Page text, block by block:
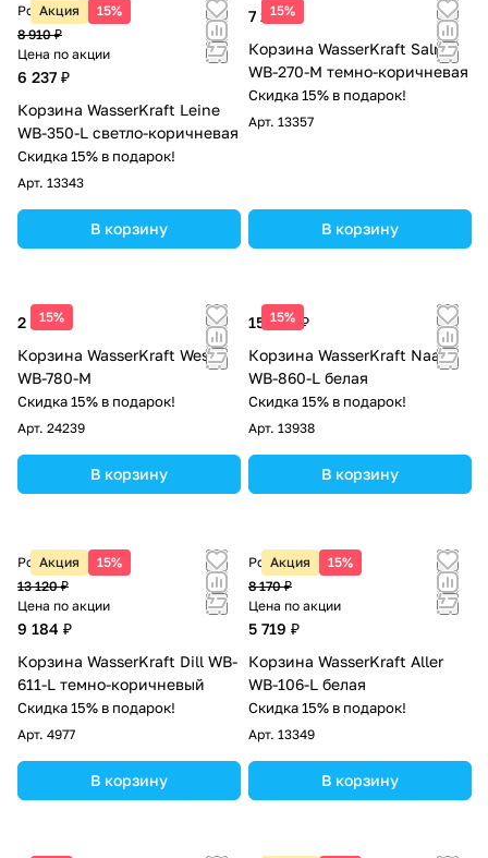
Акция 15%
Розничная цена
8 910 ₽
Цена по акции
6 237 ₽
Корзина WasserKraft Leine
WB-350-L светло-коричневая
Скидка 15% в подарок!
Арт. 13343
В корзину
15%
7 280 ₽
Корзина WasserKraft Salm
WB-270-M темно-коричневая
Скидка 15% в подарок!
Арт. 13357
В корзину
15%
2 230 ₽
Корзина WasserKraft Weser
WB-780-M
Скидка 15% в подарок!
Арт. 24239
В корзину
15%
15 180 ₽
Корзина WasserKraft Naab
WB-860-L белая
Скидка 15% в подарок!
Арт. 13938
В корзину
Акция 15%
Розничная цена
13 120 ₽
Цена по акции
9 184 ₽
Корзина WasserKraft Dill WB-
611-L темно-коричневый
Скидка 15% в подарок!
Арт. 4977
В корзину
Акция 15%
Розничная цена
8 170 ₽
Цена по акции
5 719 ₽
Корзина WasserKraft Aller
WB-106-L белая
Скидка 15% в подарок!
Арт. 13349
В корзину